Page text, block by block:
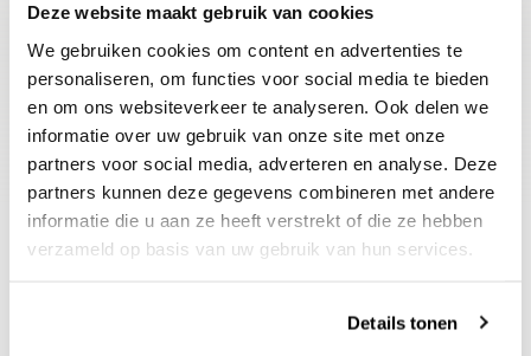
Deze website maakt gebruik van cookies
We gebruiken cookies om content en advertenties te
personaliseren, om functies voor social media te bieden
en om ons websiteverkeer te analyseren. Ook delen we
informatie over uw gebruik van onze site met onze
partners voor social media, adverteren en analyse. Deze
partners kunnen deze gegevens combineren met andere
informatie die u aan ze heeft verstrekt of die ze hebben
verzameld op basis van uw gebruik van hun services.
Details tonen
truffel of bij pikante harde kazen.
Gidsbeoordeling
Vinous : 91-93